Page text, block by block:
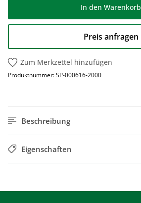
In den Warenkorb
Preis anfragen
Zum Merkzettel hinzufügen
Produktnummer:SP-000616-2000
Beschreibung
Eigenschaften